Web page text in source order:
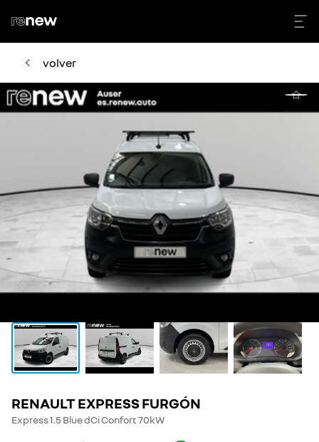
volver
RENAULT EXPRESS FURGÓN
Express 1.5 Blue dCi Confort 70kW